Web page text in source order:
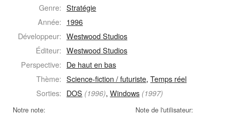
Genre: Stratégie
Année: 1996
Développeur: Westwood Studios
Éditeur: Westwood Studios
Perspective: De haut en bas
Thème: Science-fiction / futuriste,Temps réel
Sorties: DOS (1996),Windows (1997)
Notre note: Note de l'utilisateur: